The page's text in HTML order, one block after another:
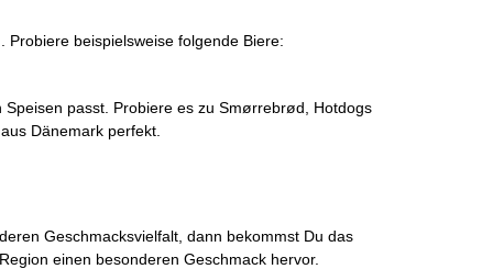
beispielsweise folgende Biere:
passt. Probiere es zu Smørrebrød, Hotdogs
Dänemark perfekt.
Geschmacksvielfalt, dann bekommst Du das
einen besonderen Geschmack hervor.